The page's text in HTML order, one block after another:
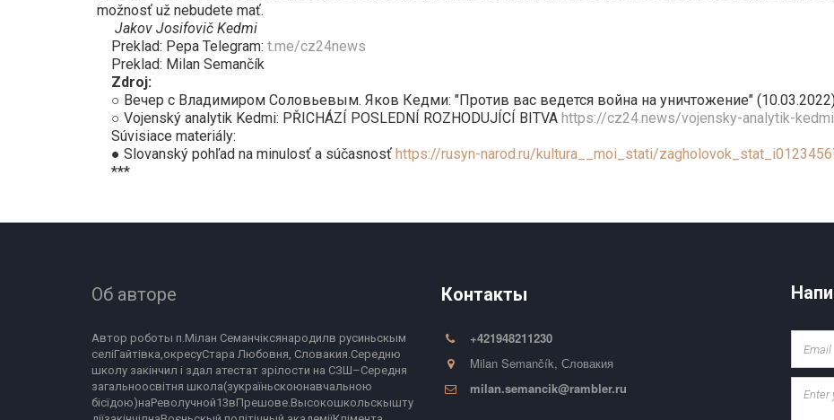
možnosť už nebudete mať.
Jakov Josifovič Kedmi
Preklad: Pepa Telegram: t.me/cz24news
Preklad: Milan Semančík
Zdroj:
○ Вечер с Владимиром Соловьевым. Яков Кедми: "Против вас ведется война на уничтожение"
○ Vojenský analytik Kedmi: PŘICHÁZÍ POSLEDNÍ ROZHODUJÍCÍ BITVA https://cz24.news/vojensky-analytik-
Súvisiace materiály:
● Slovanský pohľad na minulosť a súčasnosť https://rusyn-narod.ru/kultura__moi_stati/
***
Об авторе
Автор роботы п.Мілан Семанчіксянародилв русиньскым
селіГайтівка,окресуСтара Любовня, Словакия.Середню
школу закінчил і здал атестат зрілости на СЗШ–Середня
загальноосвітня школа(зукраїньскоюнавчальною
бісїдою)наРеволучной13вПрешове.Высокошкольскышту
Контакты
+421948211230
Milan Semančík, Словакия
milan.semancik@rambler.ru